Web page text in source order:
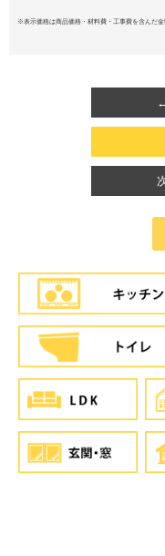
※表示価格は商品価格・材料費・工事費を含んだ金